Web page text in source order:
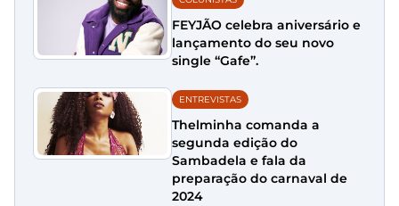
FEYJÃO celebra aniversário e
lançamento do seu novo
single “Gafe”.
ENTREVISTAS
Thelminha comanda a
segunda edição do
Sambadela e fala da
preparação do carnaval de
2024